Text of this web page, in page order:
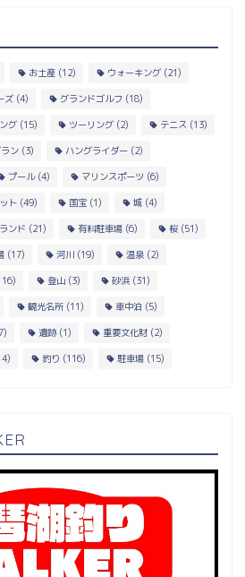
お土産 (12) ウォーキング (21)
ズ (4) グランドゴルフ (18)
グ (15) ツーリング (2) テニス (13)
ン (3) ハングライダー (2)
プール(4) マリンスポーツ (6)
ト (49) 国宝 (1) 城 (4)
ンド (21) 有料駐車場 (6) 桜 (51)
(17) 河川 (19) 温泉 (2)
登山 (3) 砂浜 (31)
観光名所 (11) 車中泊 (5)
遺跡(1) 重要文化財 (2)
釣り (116) 駐車場 (15)